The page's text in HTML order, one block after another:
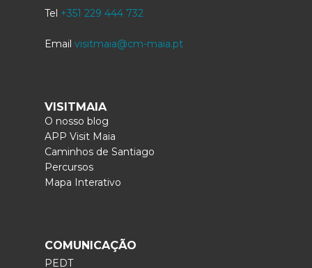
Tel +351 229 444 732
Email visitmaia@cm-maia.pt
VISITMAIA
O nosso blog
APP Visit Maia
Caminhos de Santiago
Percursos
Mapa Interativo
COMUNICAÇÃO
PEDT